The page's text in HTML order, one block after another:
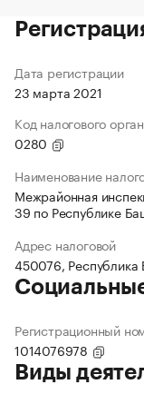
Дата регистрации
23 марта 2021
Код налогового
0280
Наименование
Межрайонная
39 по Республике
Адрес налоговой
450076, Республика
Регистрационный
1014076978
Виды